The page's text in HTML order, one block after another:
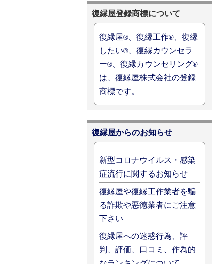
復縁屋登録商標について
復縁屋® 、復縁工作® 、復縁
したい® 、復縁カウンセラ
ー® 、復縁カウンセリング®
は、復縁屋株式会社の登録
商標です。
復縁屋からのお知らせ
新型コロナウイルス・感染
症流行に関するお知らせ
復縁屋や復縁工作業者を騙
る詐欺や悪徳業者にご注意
下さい
復縁屋への迷惑行為、評
判、評価、口コミ、作為的